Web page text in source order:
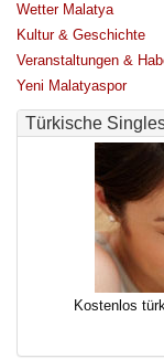
Wetter Malatya
Kultur & Geschichte
Veranstaltungen &
Yeni Malatyaspor
Türkische
Kostenlos